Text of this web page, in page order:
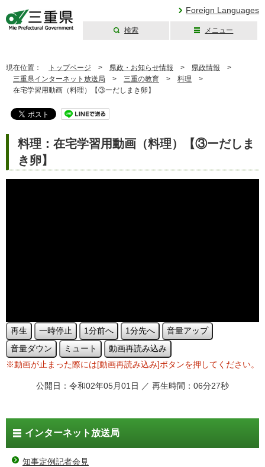
Foreign Languages
検索 メニュー
現在位置： トップページ > 県政・お知らせ情報 > 県政情報 >
三重県インターネット放送局 > 三重の教育 > 料理 >
在宅学習用動画（料理）【③ーだしまき卵】
料理：在宅学習用動画（料理）【③ーだしま
き卵】
再生 一時停止 1分前へ 1分先へ
音量アップ
音量ダウン
ミュート
動画再読み込み
※動画が止まった際には[動画再読み込み]ボタンを押してください。
公開日：令和02年05月01日 ／ 再生時間：06分27秒
インターネット放送局
知事定例記者会見